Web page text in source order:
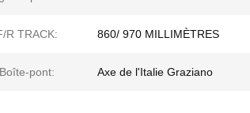
R TRACK: 860/ 970 MILLIMÈTRES
Boîte-pont: Axe de l'Italie Graziano